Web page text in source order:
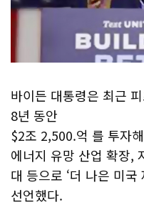
바이든 대통령은 최근
8년 동안
$2조 2,500.억 를 투자
에너지 유망 산업 확장,
대 등으로 ‘더 나은 미
선언했다.